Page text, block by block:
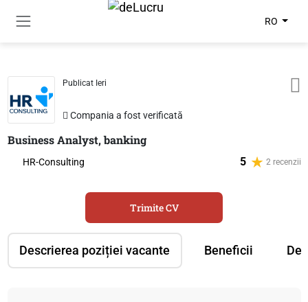
RO
Publicat Ieri
Compania a fost verificată
Business Analyst, banking
HR-Consulting 5 2 recenzii
Descrierea poziției vacante Beneficii
Trimite CV